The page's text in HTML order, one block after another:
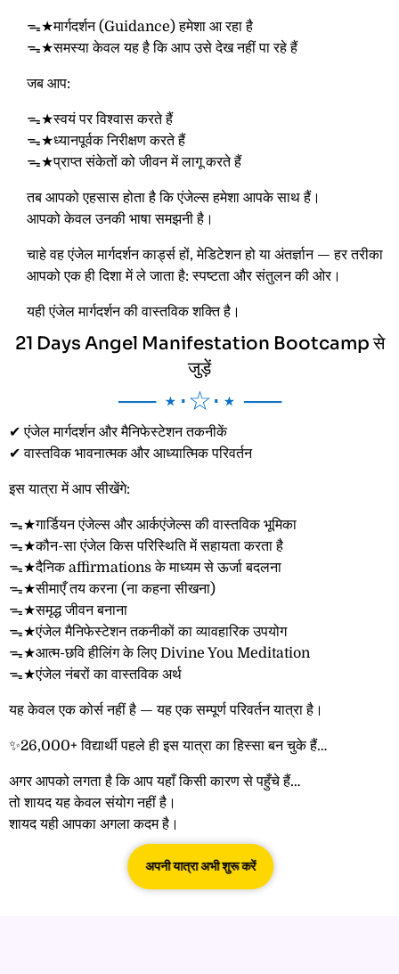
ᯓ★मार्गदर्शन (Guidance)हमेशा आ रहा है
ᯓ★समस्या केवल यह है कि आप उसे देख नहीं पा रहे हैं
जब आप:
ᯓ★स्वयं पर विश्वास करते हैं
ᯓ★ध्यानपूर्वक निरीक्षण करते हैं
ᯓ★प्राप्त संकेतों को जीवन में लागू करते हैं
तब आपको एहसास होता है कि एंजेल्स हमेशा आपके साथ हैं।
आपको केवल उनकी भाषा समझनी है।
चाहे वह एंजेल मार्गदर्शन कार्ड्स हों, मेडिटेशन हो या अंतर्ज्ञान — हर तरीका
आपको एक ही दिशा में ले जाता है: स्पष्टता और संतुलन की ओर।
यही एंजेल मार्गदर्शन की वास्तविक शक्ति है।
21 Days Angel Manifestation Bootcamp से
जुड़ें
── ⋆⋅☆⋅⋆ ──
✔ एंजेल मार्गदर्शन और मैनिफेस्टेशन तकनीकें
✔ वास्तविक भावनात्मक और आध्यात्मिक परिवर्तन
इस यात्रा में आप सीखेंगे:
ᯓ★गार्डियन एंजेल्स और आर्कएंजेल्स की वास्तविक भूमिका
ᯓ★कौन-सा एंजेल किस परिस्थिति में सहायता करता है
ᯓ★दैनिक affirmations के माध्यम से ऊर्जा बदलना
ᯓ★सीमाएँ तय करना (ना कहना सीखना)
ᯓ★समृद्ध जीवन बनाना
ᯓ★एंजेल मैनिफेस्टेशन तकनीकों का व्यावहारिक उपयोग
ᯓ★आत्म-छवि हीलिंग के लिए Divine You Meditation
ᯓ★एंजेल नंबरों का वास्तविक अर्थ
यह केवल एक कोर्स नहीं है — यह एक सम्पूर्ण परिवर्तन यात्रा है।
✨26,000+ विद्यार्थी पहले ही इस यात्रा का हिस्सा बन चुके हैं…
अगर आपको लगता है कि आप यहाँ किसी कारण से पहुँचे हैं…
तो शायद यह केवल संयोग नहीं है।
शायद यही आपका अगला कदम है।
अपनी यात्रा अभी शुरू करें